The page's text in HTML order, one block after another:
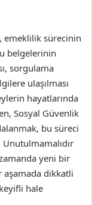
emeklilik sürecinin
belgelerinin
sorgulama
ulaşılması
hayatlarında
Sosyal Güvenlik
bu süreci
yeni bir
aşamada dikkatli
hale